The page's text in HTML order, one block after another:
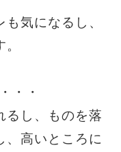
気になるし、
・・
るし、ものを落
、高いところに